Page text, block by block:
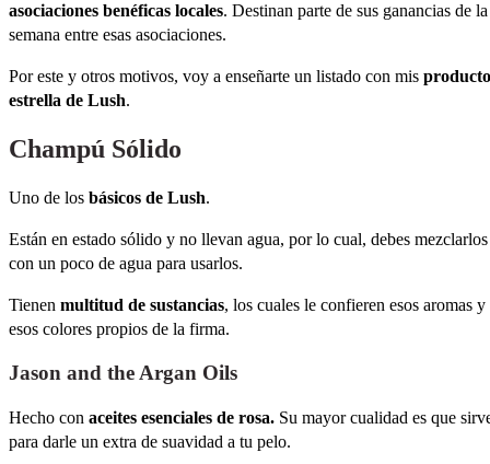
asociaciones benéficas locales. Destinan parte de sus ganancias de la
semana entre esas asociaciones.
Por este y otros motivos, voy a enseñarte un listado con mis
estrella de Lush.
Champú Sólido
Uno de los básicos de Lush.
Están en estado sólido y no llevan agua, por lo cual, debes mezclarlos
con un poco de agua para usarlos.
Tienen multitud de sustancias, los cuales le confieren esos aromas y
esos colores propios de la firma.
Jason and the Argan Oils
Hecho con aceites esenciales de rosa. Su mayor cualidad es que
para darle un extra de suavidad a tu pelo.